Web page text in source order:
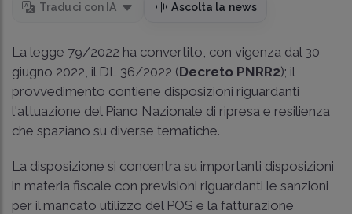
Traduci con IA Ascolta la news
La legge 79/2022 ha convertito, con vigenza dal 30
giugno 2022, il DL 36/2022 (Decreto PNRR2); il
provvedimento contiene disposizioni riguardanti
l'attuazione del Piano Nazionale di ripresa e resilienza
che spaziano su diverse tematiche.
La disposizione si concentra su importanti disposizioni
in materia fiscale con previsioni riguardanti le sanzioni
per il mancato utilizzo del POS e la fatturazione